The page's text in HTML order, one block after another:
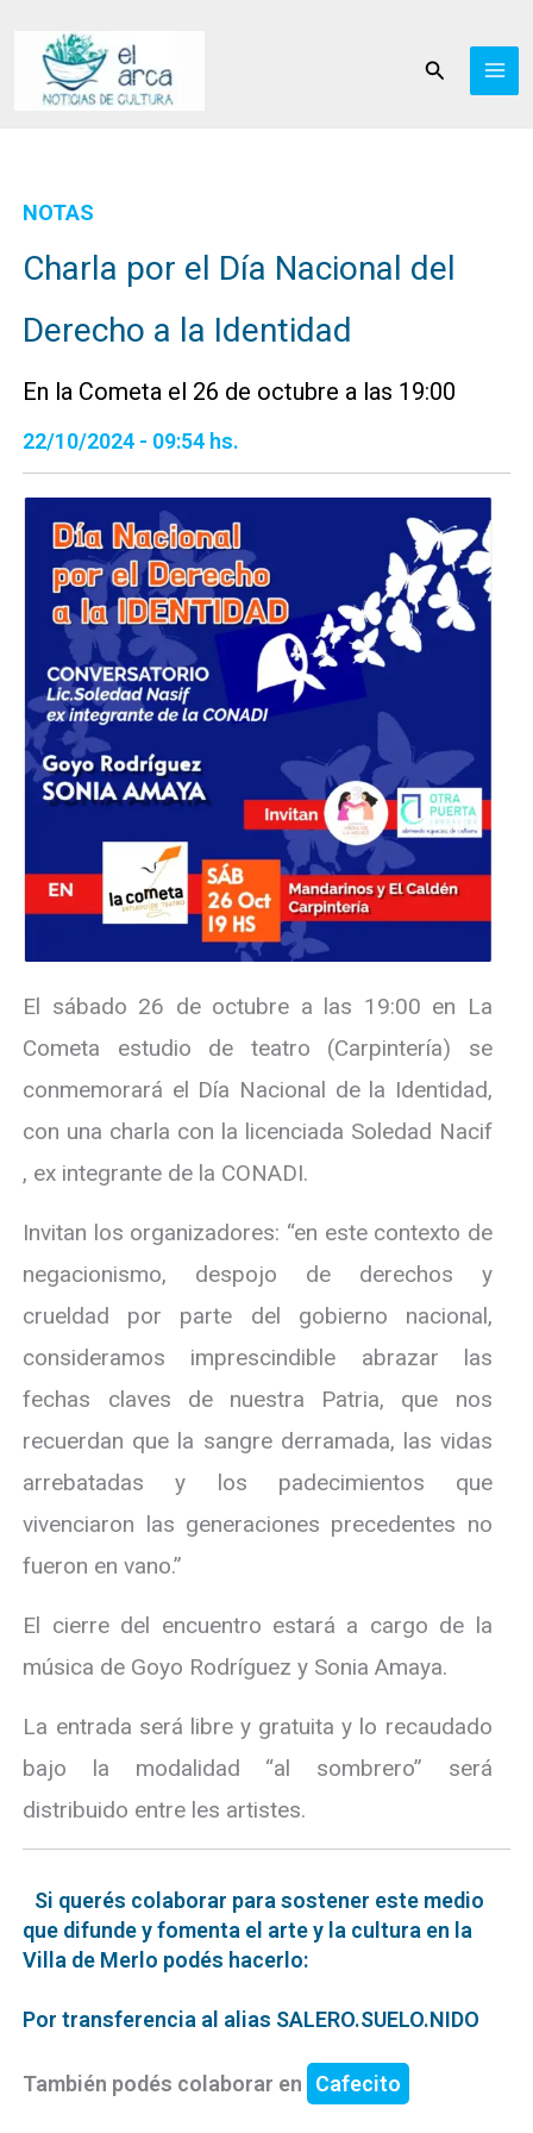
contenido
Buscar
NOTAS
Charla por el Día Nacional del
Derecho a la Identidad
En la Cometa el 26 de octubre a las 19:00
22/10/2024 - 09:54 hs.
El sábado 26 de octubre a las 19:00 en La
Cometa estudio de teatro (Carpintería) se
conmemorará el Día Nacional de la Identidad,
con una charla con la licenciada Soledad Nacif
, ex integrante de la CONADI.
Invitan los organizadores: “en este contexto de
negacionismo, despojo de derechos y
crueldad por parte del gobierno nacional,
consideramos imprescindible abrazar las
fechas claves de nuestra Patria, que nos
recuerdan que la sangre derramada, las vidas
arrebatadas y los padecimientos que
vivenciaron las generaciones precedentes no
fueron en vano.”
El cierre del encuentro estará a cargo de la
música de Goyo Rodríguez y Sonia Amaya.
La entrada será libre y gratuita y lo recaudado
bajo la modalidad “al sombrero” será
distribuido entre les artistes.
Si querés colaborar para sostener este medio
que difunde y fomenta el arte y la cultura en la
Villa de Merlo podés hacerlo:
Por transferencia al alias SALERO.SUELO.NIDO
También podés colaborar en Cafecito